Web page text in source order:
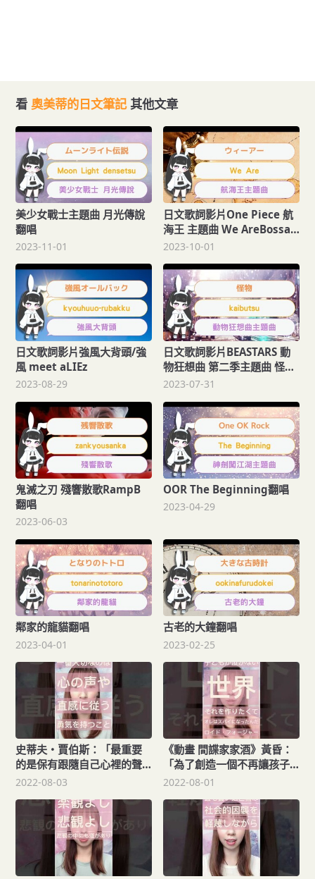
看 奧美蒂的日文筆記 其他文章
美少女戰士主題曲 月光傳說
翻唱
2023-11-01
日文歌詞影片One Piece 航
海王 主題曲 We AreBossa
nova
2023-10-01
日文歌詞影片強風大背頭/強
風 meet aLIEz
2023-08-29
日文歌詞影片BEASTARS 動
物狂想曲 第二季主題曲 怪物
不插電版本
2023-07-31
鬼滅之刃 殘響散歌RampB
翻唱
2023-06-03
OOR The Beginning翻唱
2023-04-29
鄰家的龍貓翻唱
2023-04-01
古老的大鐘翻唱
2023-02-25
史蒂夫・賈伯斯：「最重要
的是保有跟隨自己心裡的聲
音以及直覺的勇氣。」#日文
2022-08-03
《動畫 間諜家家酒》黃昏：
「為了創造一個不再讓孩子
哭泣的世界，我才當上間諜
#shorts
2022-08-01